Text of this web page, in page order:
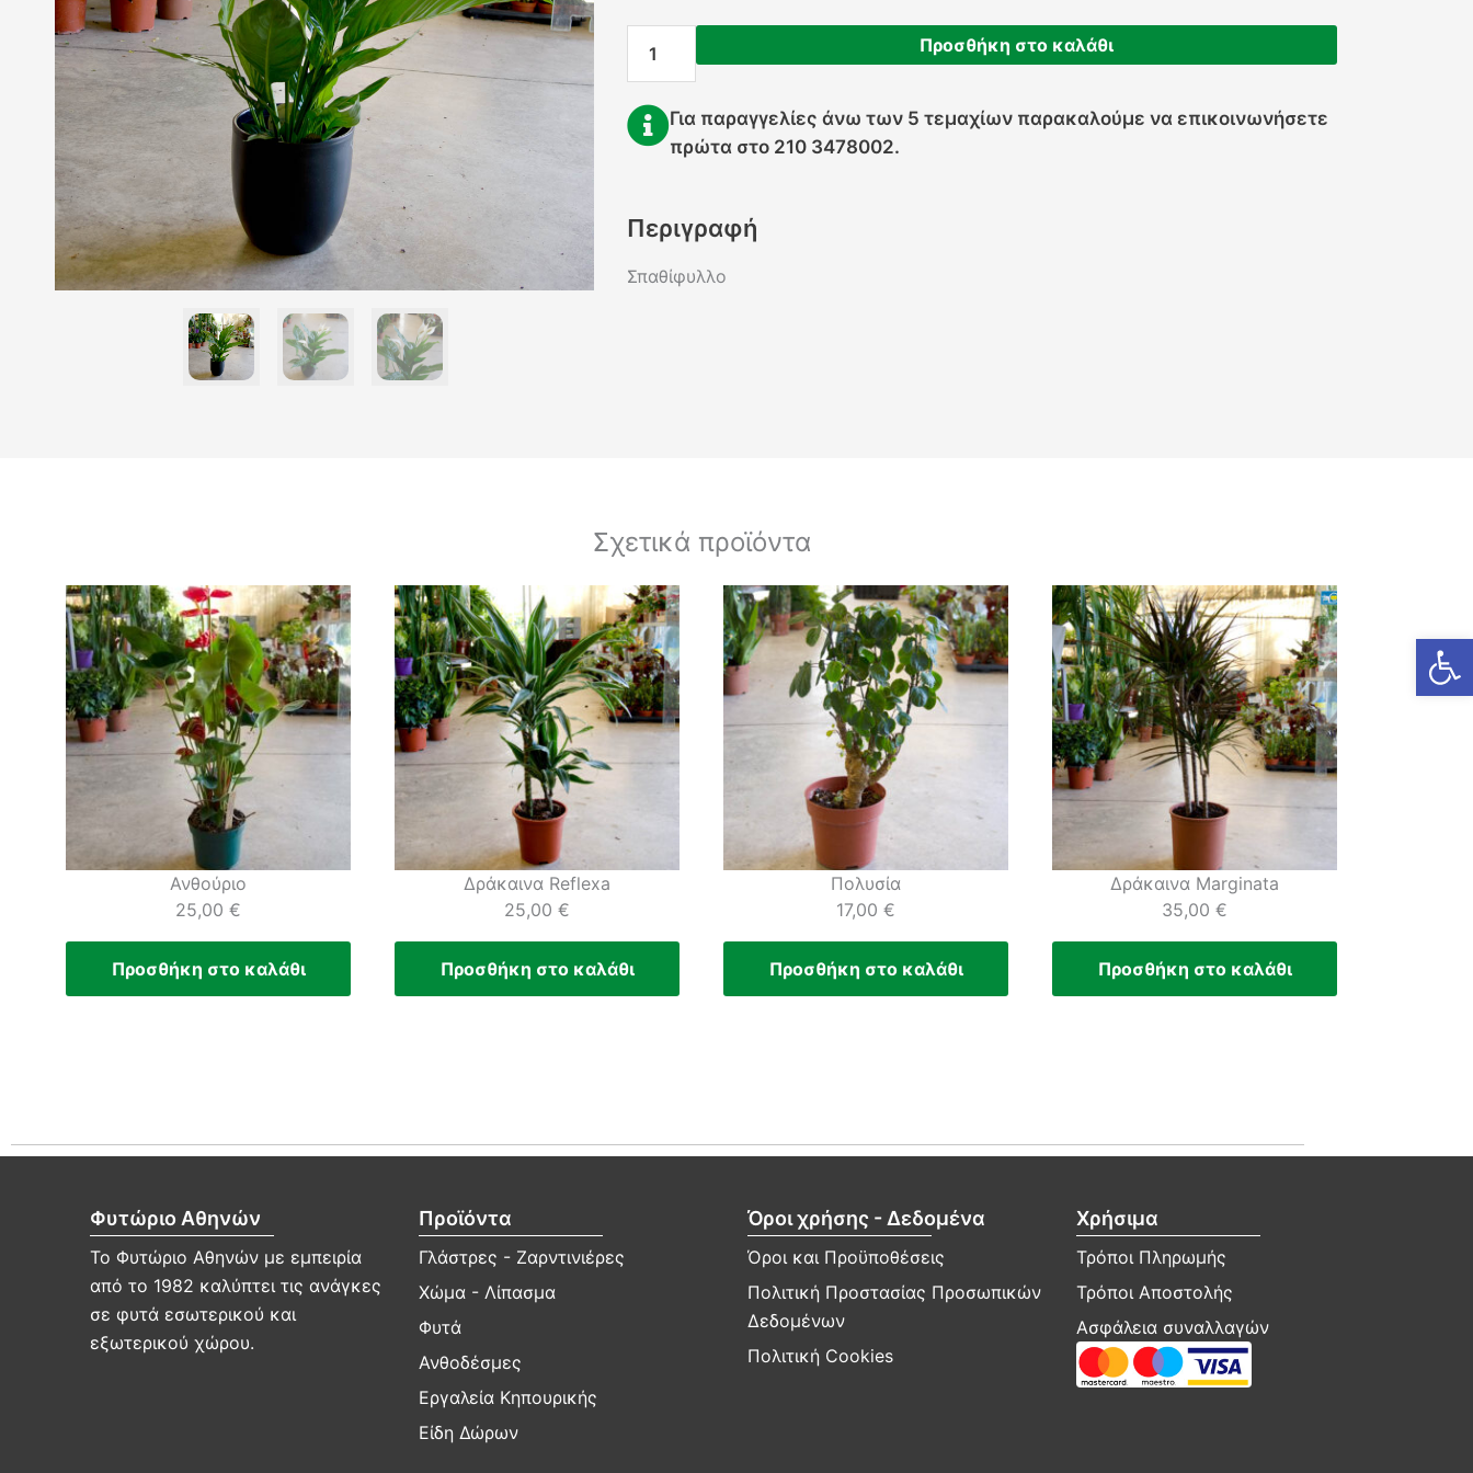
Προσθήκη στο καλάθι
Για παραγγελίες άνω των 5 τεμαχίων παρακαλούμε να επικοινωνήσετε
πρώτα στο 210 3478002.
Περιγραφή
Σπαθίφυλλο
Σχετικά προϊόντα
Ανθούριο
25,00€
Προσθήκη στο καλάθι
Δράκαινα Reflexa
25,00€
Προσθήκη στο καλάθι
Πολυσία
17,00€
Προσθήκη στο καλάθι
Δράκαινα Marginata
35,00€
Προσθήκη στο καλάθι
Φυτώριο Αθηνών
Το Φυτώριο Αθηνών με εμπειρία
από το 1982 καλύπτει τις ανάγκες
σε φυτά εσωτερικού και
εξωτερικού χώρου.
Προϊόντα
Γλάστρες - Ζαρντινιέρες
Χώμα - Λίπασμα
Φυτά
Ανθοδέσμες
Εργαλεία Κηπουρικής
Είδη Δώρων
Όροι χρήσης - Δεδομένα
Όροι και Προϋποθέσεις
Πολιτική Προστασίας Προσωπικών
Δεδομένων
Πολιτική Cookies
Χρήσιμα
Τρόποι Πληρωμής
Τρόποι Αποστολής
Ασφάλεια συναλλαγών